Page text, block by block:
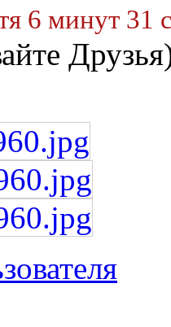
6 минут 31